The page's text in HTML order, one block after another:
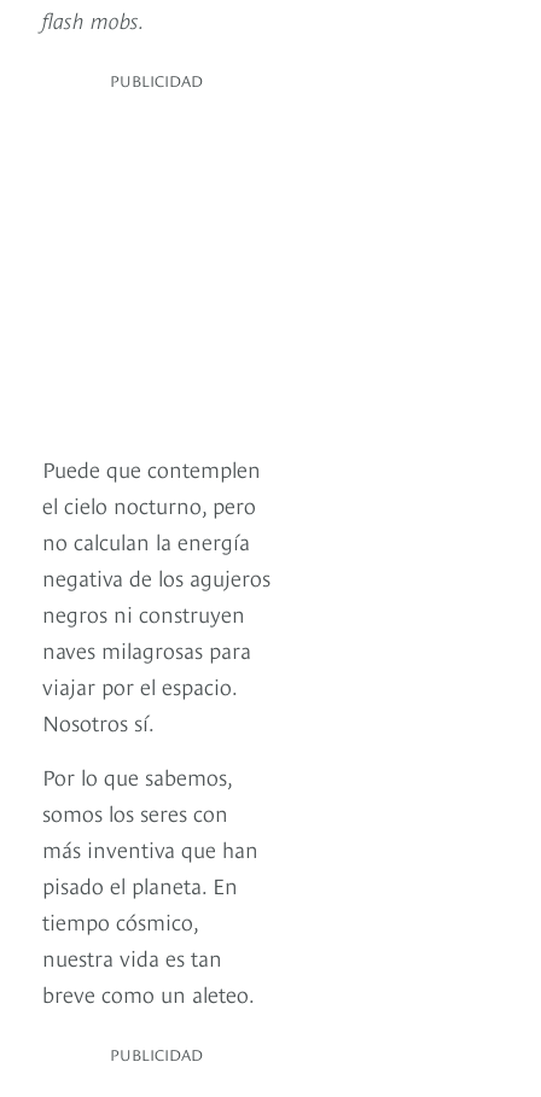
flash mobs.
PUBLICIDAD
Puede que contemplen
el cielo nocturno, pero
no calculan la energía
negativa de los agujeros
negros ni construyen
naves milagrosas para
viajar por el espacio.
Nosotros sí.
Por lo que sabemos,
somos los seres con
más inventiva que han
pisado el planeta. En
tiempo cósmico,
nuestra vida es tan
breve como un aleteo.
PUBLICIDAD